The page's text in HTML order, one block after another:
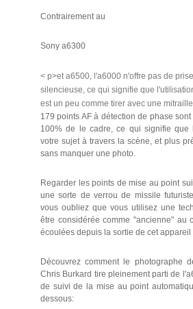
Contrairement au
Sony a6300
< p>et a6500, l'a6000 n'offre pas de
silencieuse, ce qui signifie que
est un peu comme tirer avec une
179 points AF à détection de phase
100% de le cadre, ce qui signifie que
votre sujet à travers la scène, et plus
sans manquer une photo.
Regarder les points de mise au point
une sorte de verrou de missile
vous oubliez que vous utilisez une
être considérée comme "ancienne" au
écoulées depuis la sortie de cet appareil
Découvrez comment le photographe
Chris Burkard tire pleinement parti de
de suivi de la mise au point
dessous: